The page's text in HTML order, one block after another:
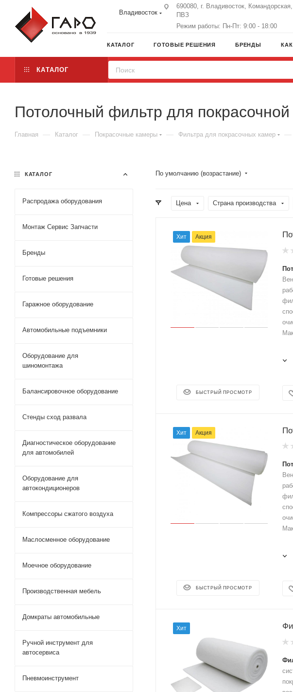
Владивосток
690080, г. Владивосток,
ПВЗ
Режим работы: Пн-Пт: 9:00 - 18:00
КАТАЛОГ ГОТОВЫЕ РЕШЕНИЯ БРЕНДЫ
КАТАЛОГ
Потолочный фильтр для
Главная — Каталог — Покрасочные камеры — Фильтра для покрасочных камер —
По умолчанию (возрастание)
Цена Страна производства
Хит Акция
БЫСТРЫЙ ПРОСМОТР
Хит Акция
БЫСТРЫЙ ПРОСМОТР
Хит
КАТАЛОГ
Распродажа оборудования
Монтаж Сервис Запчасти
Бренды
Готовые решения
Гаражное оборудование
Автомобильные подъемники
Оборудование для
шиномонтажа
Балансировочное оборудование
Стенды сход развала
Диагностическое оборудование
для автомобилей
Оборудование для
автокондиционеров
Компрессоры сжатого воздуха
Маслосменное оборудование
Моечное оборудование
Производственная мебель
Домкраты автомобильные
Ручной инструмент для
автосервиса
Пневмоинструмент